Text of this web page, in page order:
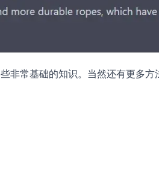
非常基础的知识。当然还有更多